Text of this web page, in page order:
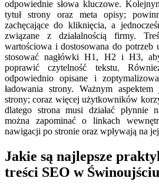
odpowiednie słowa kluczowe.
tytuł strony oraz meta opisy;
zachęcające do kliknięcia, a
związane z działalnością firmy.
wartościowa i dostosowana do
stosować nagłówki H1, H2 i H3,
poprawić czytelność tekstu.
odpowiednio opisane i
ładowania strony. Ważnym
strony; coraz więcej użytkowników
dlatego strona musi działać płynnie
można zapominać o linkach
nawigacji po stronie oraz wpływają na
Jakie są najlepsze
treści SEO w Świnoujściu